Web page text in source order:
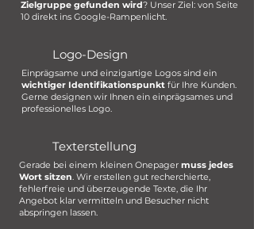
Zielgruppe gefunden wird? Unser Ziel: von Seite
10 direkt ins Google-Rampenlicht.
Logo-Design
Einprägsame und einzigartige Logos sind ein
wichtiger Identifikationspunkt für Ihre Kunden.
Gerne designen wir Ihnen ein einprägsames und
professionelles Logo.
Texterstellung
Gerade bei einem kleinen Onepager muss jedes
Wort sitzen. Wir erstellen gut recherchierte,
fehlerfreie und überzeugende Texte, die Ihr
Angebot klar vermitteln und Besucher nicht
abspringen lassen.